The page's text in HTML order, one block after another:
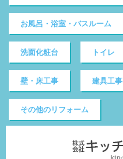
お風呂・浴室・バスルーム
洗面化粧台 トイレ
壁・床工事 建具工事
その他のリフォーム